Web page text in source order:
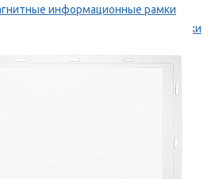
информационные рамки
информационные рамки